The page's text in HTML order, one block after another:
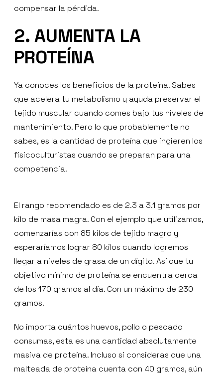
compensar la pérdida.
2. AUMENTA LA
PROTEÍNA
Ya conoces los beneficios de la proteína. Sabes
que acelera tu metabolismo y ayuda preservar el
tejido muscular cuando comes bajo tus niveles de
mantenimiento. Pero lo que probablemente no
sabes, es la cantidad de proteína que ingieren los
fisicoculturistas cuando se preparan para una
competencia.
El rango recomendado es de 2.3 a 3.1 gramos por
kilo de masa magra. Con el ejemplo que utilizamos,
comenzarías con 85 kilos de tejido magro y
esperaríamos lograr 80 kilos cuando logremos
llegar a niveles de grasa de un dígito. Así que tu
objetivo mínimo de proteína se encuentra cerca
de los 170 gramos al día. Con un máximo de 230
gramos.
No importa cuántos huevos, pollo o pescado
consumas, esta es una cantidad absolutamente
masiva de proteína. Incluso si consideras que una
malteada de proteína cuenta con 40 gramos, aún